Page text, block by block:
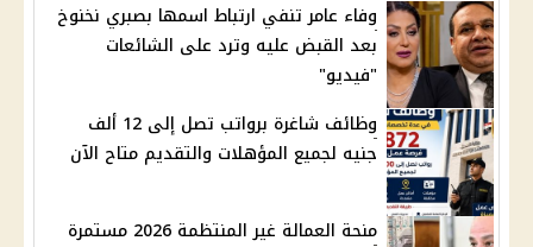
وفاء عامر تنفي ارتباط اسمها بصبري نخنوخ
بعد القبض عليه وترد على الشائعات
"فيديو"
وظائف شاغرة برواتب تصل إلى 12 ألف
جنيه لجميع المؤهلات والتقديم متاح الآن
منحة العمالة غير المنتظمة 2026 مستمرة